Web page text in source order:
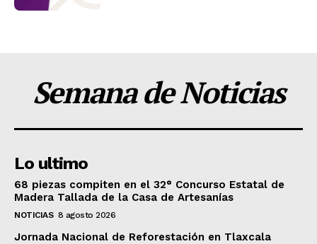
Semana de Noticias
Lo ultimo
68 piezas compiten en el 32° Concurso Estatal de
Madera Tallada de la Casa de Artesanías
NOTICIAS 8 agosto 2026
Jornada Nacional de Reforestación en Tlaxcala